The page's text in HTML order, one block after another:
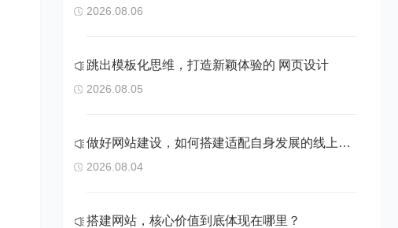
2026.08.06
跳出模板化思维，打造新颖体验的 网页设计
2026.08.05
做好网站建设，如何搭建适配自身发展的线上阵地
2026.08.04
搭建网站，核心价值到底体现在哪里？